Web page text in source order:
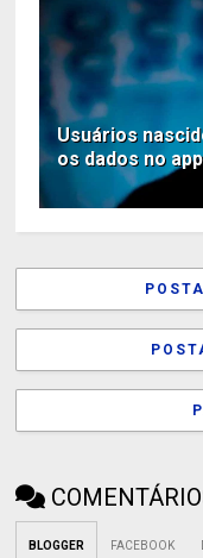
Usuários
os dados no
BLOGGER FACEBOOK